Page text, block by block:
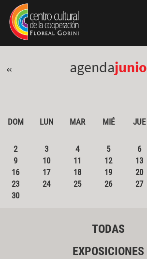
Pasar al contenido principal
Jump to main content
« agendajunio
DOM LUN MAR MIÉ JUE
2
3 4 5 6
9
10 11 12 13
16
17 18 19 20
23
24 25 26 27
30
TODAS
EXPOSICIONES